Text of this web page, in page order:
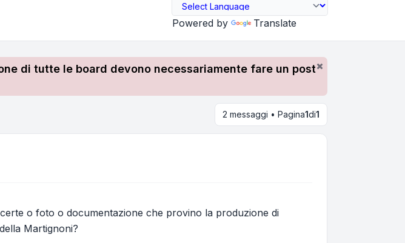
Powered by Translate
di tutte le board devono necessariamente fare un post
2 messaggi • Pagina1di1
o foto o documentazione che provino la produzione di
Martignoni?